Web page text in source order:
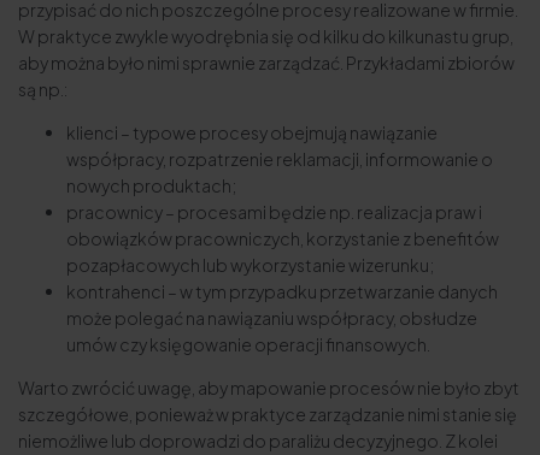
przypisać do nich poszczególne procesy realizowane w firmie.
W praktyce zwykle wyodrębnia się od kilku do kilkunastu grup,
aby można było nimi sprawnie zarządzać. Przykładami zbiorów
są np.:
klienci – typowe procesy obejmują nawiązanie
współpracy, rozpatrzenie reklamacji, informowanie o
nowych produktach;
pracownicy – procesami będzie np. realizacja praw i
obowiązków pracowniczych, korzystanie z benefitów
pozapłacowych lub wykorzystanie wizerunku;
kontrahenci – w tym przypadku przetwarzanie danych
może polegać na nawiązaniu współpracy, obsłudze
umów czy księgowanie operacji finansowych.
Warto zwrócić uwagę, aby mapowanie procesów nie było zbyt
szczegółowe, ponieważ w praktyce zarządzanie nimi stanie się
niemożliwe lub doprowadzi do paraliżu decyzyjnego. Z kolei